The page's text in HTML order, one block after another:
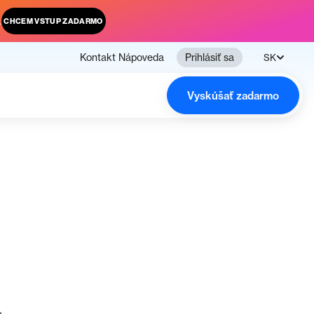
CHCEM VSTUP ZADARMO
Kontakt Nápoveda Prihlásiť sa SK
Vyskúšať zadarmo